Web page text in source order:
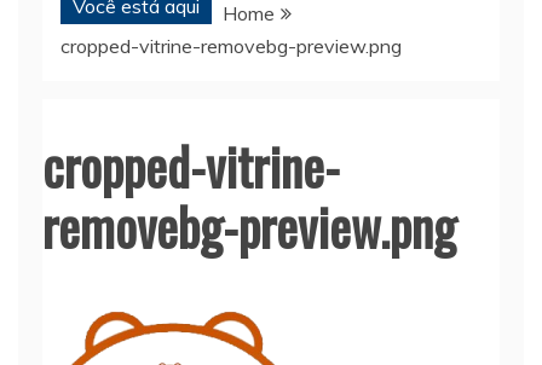
Você está aqui
Home
cropped-vitrine-removebg-preview.png
cropped-vitrine-
removebg-preview.png